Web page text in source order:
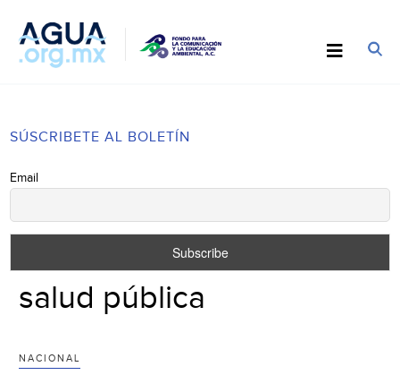
SÚSCRIBETE AL BOLETÍN
Email
salud pública
NACIONAL